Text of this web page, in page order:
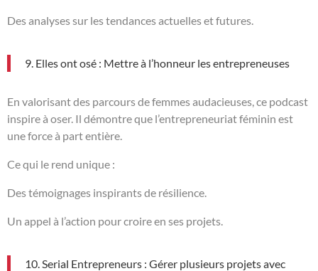
Des analyses sur les tendances actuelles et futures.
9. Elles ont osé : Mettre à l’honneur les entrepreneuses
En valorisant des parcours de femmes audacieuses, ce podcast
inspire à oser. Il démontre que l’entrepreneuriat féminin est
une force à part entière.
Ce qui le rend unique :
Des témoignages inspirants de résilience.
Un appel à l’action pour croire en ses projets.
10. Serial Entrepreneurs : Gérer plusieurs projets avec